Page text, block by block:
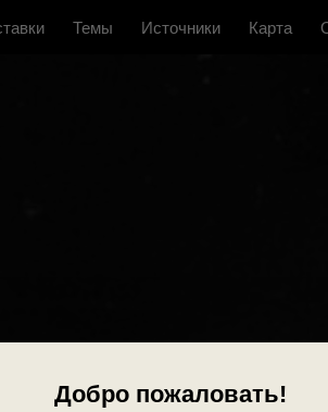
Добро пожаловать!
Темы Источники Карта